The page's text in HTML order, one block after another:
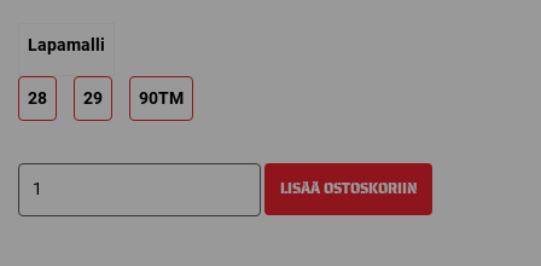
Lapamalli
28 29 90TM
JETSPEED
LISÄÄ OSTOSKORIIN